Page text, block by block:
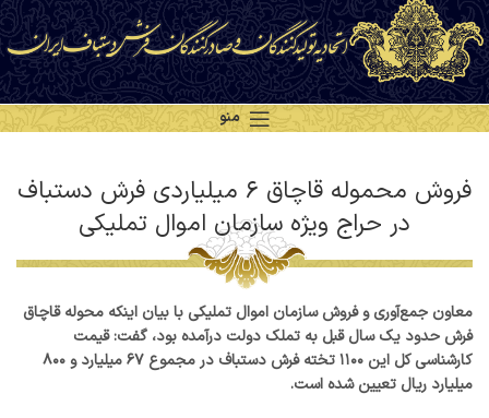
منو
فروش محموله قاچاق ۶ میلیاردی فرش دستباف
در حراج ویژه سازمان اموال تملیکی
معاون جمع‌آوری و فروش سازمان اموال تملیکی با بیان اینکه محوله قاچاق
فرش حدود یک سال قبل به تملک دولت درآمده بود، گفت: قیمت
کارشناسی کل این ۱۱۰۰ تخته فرش دستباف در مجموع ۶۷ میلیارد و ۸۰۰
میلیارد ریال تعیین شده است.